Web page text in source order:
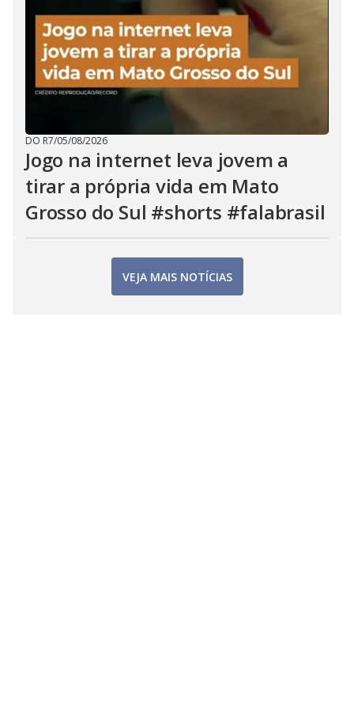
DO R7/05/08/2026
Jogo na internet leva jovem a
tirar a própria vida em Mato
Grosso do Sul #shorts #falabrasil
VEJA MAIS NOTÍCIAS